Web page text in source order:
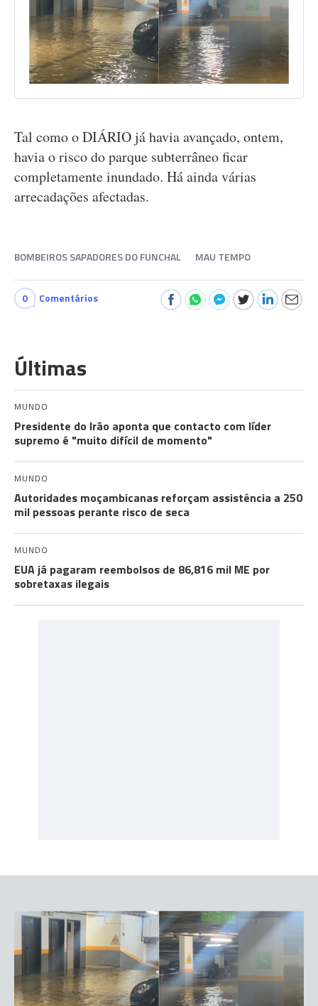
Tal como o DIÁRIO já havia avançado, ontem,
havia o risco do parque subterrâneo ficar
completamente inundado. Há ainda várias
arrecadações afectadas.
BOMBEIROS SAPADORES DO FUNCHAL MAU TEMPO
0 Comentários
Últimas
MUNDO
Presidente do Irão aponta que contacto com líder
supremo é "muito difícil de momento"
MUNDO
Autoridades moçambicanas reforçam assistência a 250
mil pessoas perante risco de seca
MUNDO
EUA já pagaram reembolsos de 86,816 mil ME por
sobretaxas ilegais